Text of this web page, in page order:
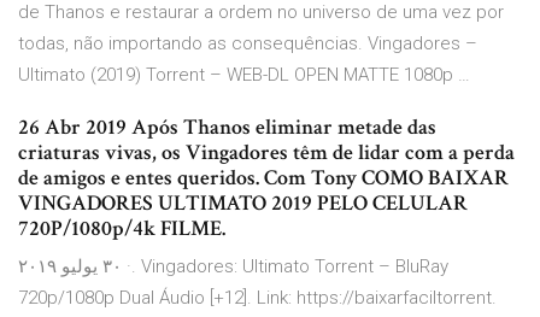
de Thanos e restaurar a ordem no universo de uma vez por
todas, não importando as consequências. Vingadores –
Ultimato (2019) Torrent – WEB-DL OPEN MATTE 1080p …
26 Abr 2019 Após Thanos eliminar metade das
criaturas vivas, os Vingadores têm de lidar com a perda
de amigos e entes queridos. Com Tony COMO BAIXAR
VINGADORES ULTIMATO 2019 PELO CELULAR
720P/1080p/4k FILME.
٣٠ يوليو ٢٠١٩ ·. Vingadores: Ultimato Torrent – BluRay
720p/1080p Dual Áudio [+12]. Link: https://baixarfaciltorrent.